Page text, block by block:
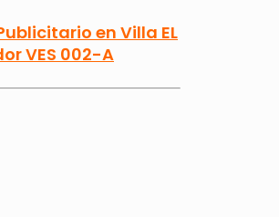
en Villa EL
VES 002-A